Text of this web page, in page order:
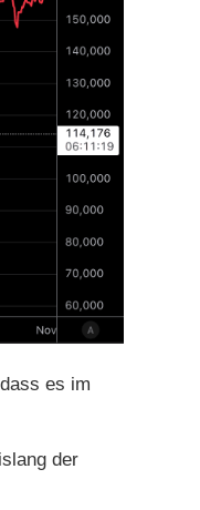
es im
der